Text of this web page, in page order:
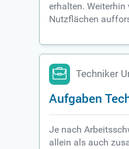
erhalten.
Nutzflächen
Techniker
Aufgaben
Je nach
allein als auch